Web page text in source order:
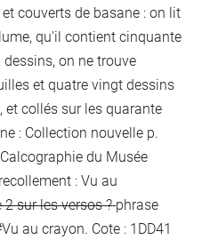
et couverts de basane : on lit
qu'il contient cinquante
on ne trouve
et quatre vingt dessins
et collés sur les quarante
: Collection nouvelle p.
du Musée
:Vu au
2 sur les versos ? phrase
Vu au crayon. Cote : 1DD41